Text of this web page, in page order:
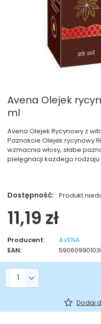
Avena Olejek
ml
Avena Olejek Rycynowy z
Paznokcie Olejek rycynowy
wzmacnia włosy, słabe
pielęgnacji każdego rodzaju
Dostępność: Produkt
11,19 zł
Producent:
AVENA
EAN:
Liczba produktów
Dodaj